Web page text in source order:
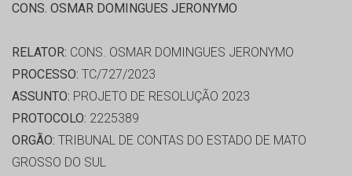
CONS. OSMAR DOMINGUES JERONYMO
RELATOR: CONS. OSMAR DOMINGUES JERONYMO
PROCESSO: TC/727/2023
ASSUNTO: PROJETO DE RESOLUÇÃO 2023
PROTOCOLO: 2225389
ORGÃO: TRIBUNAL DE CONTAS DO ESTADO DE MATO
GROSSO DO SUL